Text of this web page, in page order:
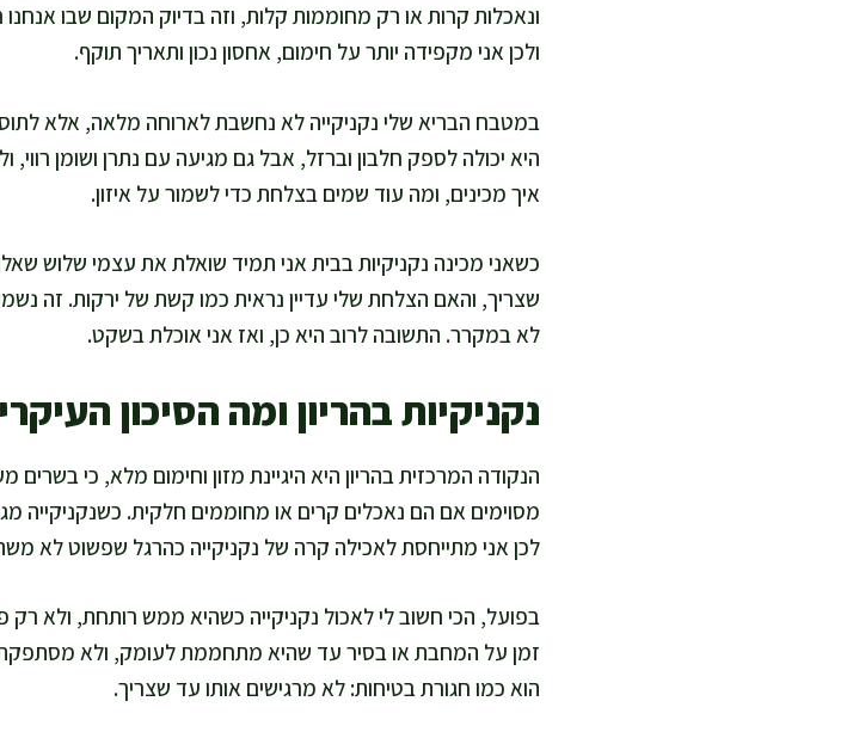
ונאכלות קרות או רק מחוממות קלות, וזה בדיוק המקום שבו
ולכן אני מקפידה יותר על חימום, אחסון נכון ותאריך תוקף.
במטבח הבריא שלי נקניקייה לא נחשבת לארוחה מלאה, אלא
היא יכולה לספק חלבון וברזל, אבל גם מגיעה עם נתרן ושומן
איך מכינים, ומה עוד שמים בצלחת כדי לשמור על איזון.
כשאני מכינה נקניקיות בבית אני תמיד שואלת את עצמי שלוש
שצריך, והאם הצלחת שלי עדיין נראית כמו קשת של ירקות. זה
לא במקרר. התשובה לרוב היא כן, ואז אני אוכלת בשקט.
נקניקיות בהריון ומה הסיכון העיקרי
הנקודה המרכזית בהריון היא היגיינת מזון וחימום מלא, כי בשרים
מסוימים אם הם נאכלים קרים או מחוממים חלקית. כשנקניקייה
לכן אני מתייחסת לאכילה קרה של נקניקייה כהרגל שפשוט לא
בפועל, הכי חשוב לי לאכול נקניקייה כשהיא ממש רותחת, ולא
זמן על המחבת או בסיר עד שהיא מתחממת לעומק, ולא מסתפקת
הוא כמו חגורת בטיחות: לא מרגישים אותו עד שצריך.